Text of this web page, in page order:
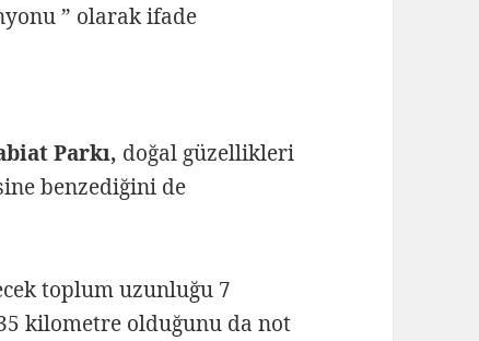
” olarak ifade
Parkı, doğal güzellikleri
benzediğini de
toplum uzunluğu 7
kilometre olduğunu da not